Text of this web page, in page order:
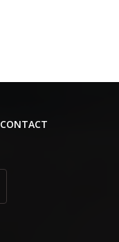
CONTACT